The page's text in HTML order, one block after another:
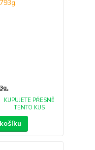
KUPUJETE PŘESNĚ
TENTO KUS